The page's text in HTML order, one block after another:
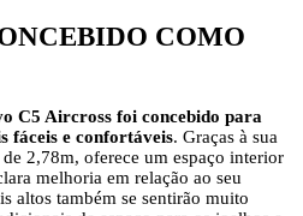
COMO
C5 Aircross foi concebido para
fáceis e confortáveis. Graças à sua
2,78m, oferece um espaço interior
melhoria em relação ao seu
altos também se sentirão muito